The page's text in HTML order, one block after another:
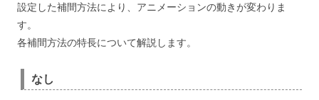
設定した補間方法により、アニメーションの動きが変わりま
す。
各補間方法の特長について解説します。
なし